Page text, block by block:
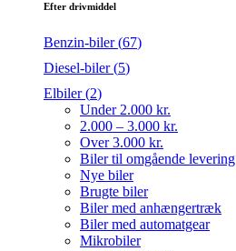
Efter drivmiddel
Benzin-biler (67)
Diesel-biler (5)
Elbiler (2)
Under 2.000 kr.
2.000 – 3.000 kr.
Over 3.000 kr.
Biler til omgående levering
Nye biler
Brugte biler
Biler med anhængertræk
Biler med automatgear
Mikrobiler